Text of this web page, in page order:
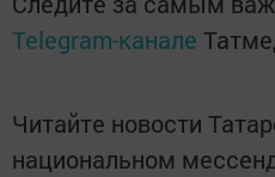
Telegram-канале
Читайте новости
национальном